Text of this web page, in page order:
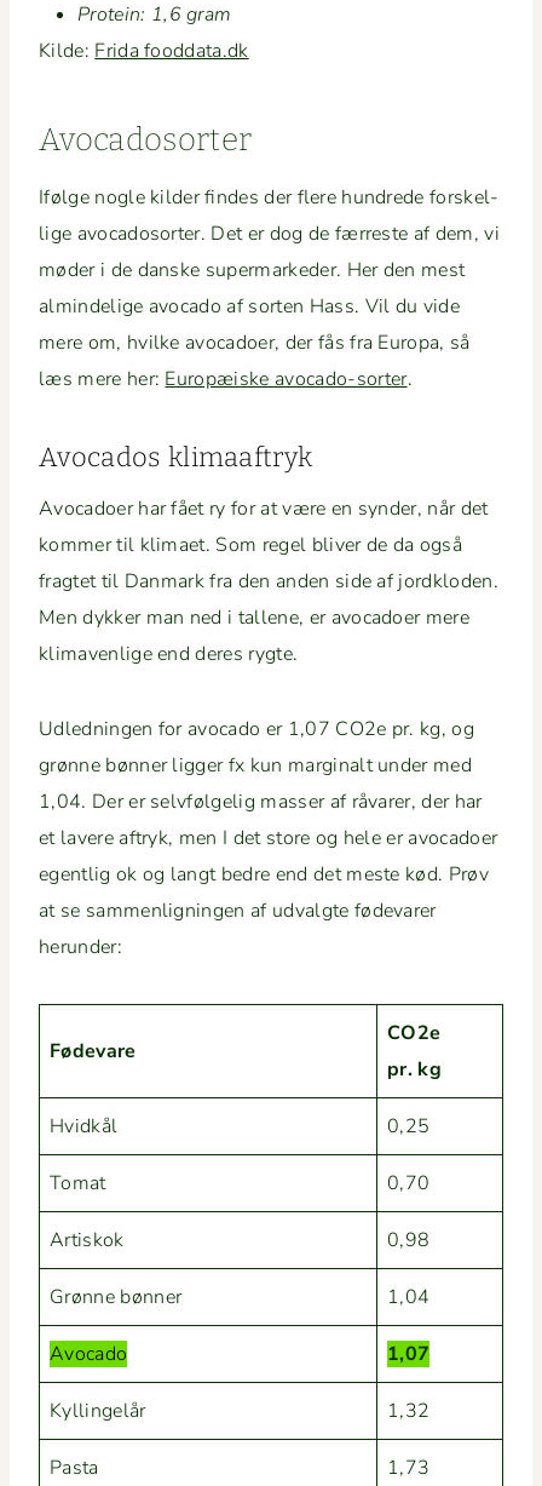
Pro­tein: 1,6 gram
Kilde: Fri­da fooddata.dk
Avo­ca­dosorter
Ifølge nogle kilder find­es der flere hun­drede forskel­
lige avo­ca­dosorter. Det er dog de fær­reste af dem, vi
møder i de danske super­marked­er. Her den mest
almin­delige avo­ca­do af sorten Hass. Vil du vide
mere om, hvilke avo­ca­do­er, der fås fra Europa, så
læs mere her: Europæiske avo­­ca­­do-sorter.
Avo­ca­dos klimaaftryk
Avo­ca­do­er har fået ry for at være en syn­der, når det
kom­mer til kli­maet. Som regel bliv­er de da også
fragtet til Dan­mark fra den anden side af jord­klo­den.
Men dykker man ned i tal­lene, er avo­ca­do­er mere
kli­maven­lige end deres rygte.
Udled­nin­gen for avo­ca­do er 1,07 CO2e pr. kg, og
grønne bøn­ner lig­ger fx kun mar­gin­alt under med
1,04. Der er selvføl­gelig mass­er af råvar­er, der har
et lavere aftryk, men I det store og hele er avo­ca­do­er
egentlig ok og langt bedre end det meste kød. Prøv
at se sam­men­lignin­gen af udval­gte føde­var­er
herunder:
Føde­vare
CO2e
pr. kg
Hvid­kål 0,25
Tomat 0,70
Artiskok 0,98
Grønne bøn­ner 1,04
Avo­ca­do 1,07
Kyllingelår 1,32
Pas­ta 1,73